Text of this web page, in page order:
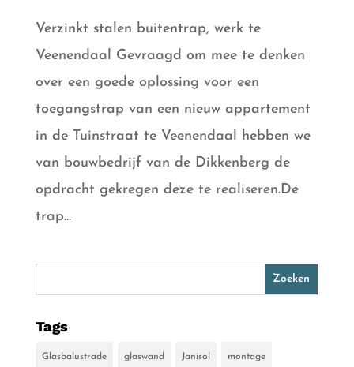
Verzinkt stalen buitentrap, werk te
Veenendaal Gevraagd om mee te denken
over een goede oplossing voor een
toegangstrap van een nieuw appartement
in de Tuinstraat te Veenendaal hebben we
van bouwbedrijf van de Dikkenberg de
opdracht gekregen deze te realiseren.De
trap...
Tags
Glasbalustrade glaswand Janisol montage